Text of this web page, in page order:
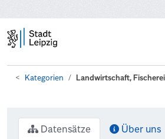
Kategorien Landwirtschaft,
Datensätze Über uns